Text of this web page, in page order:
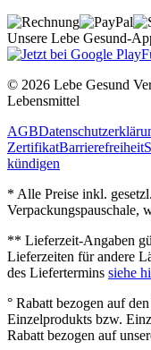
Unsere Lebe Gesund-
© 2026 Lebe Gesund
Lebensmittel
AGB
ZertifikatBarrierefreiheit
kündigen
* Alle Preise inkl.
Verpackungspauschale,
** Lieferzeit‐Angaben
Lieferzeiten für andere
des Liefertermins siehe
° Rabatt bezogen auf
Einzelprodukts bzw.
Rabatt bezogen auf